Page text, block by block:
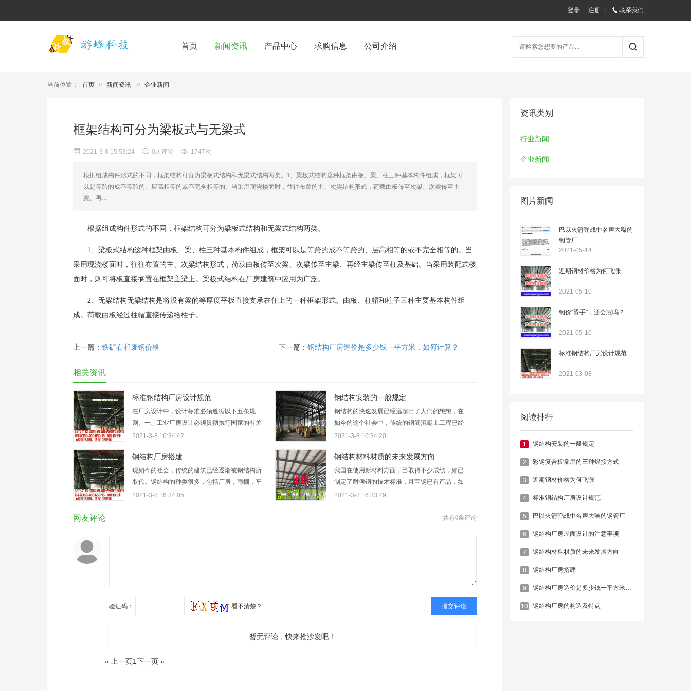
登录 注册 联系我们
首页 新闻资讯 产品中心 求购信息 公司介绍
当前位置： 首页 > 新闻资讯 > 企业新闻
资讯类别
行业新闻
企业新闻
图片新闻
巴以火箭弹战中名声大噪的
钢管厂
2021-05-14
近期钢材价格为何飞涨
2021-05-10
钢价“烫手”，还会涨吗？
2021-05-10
标准钢结构厂房设计规范
2021-03-08
阅读排行
1 钢结构安装的一般规定
2 彩钢复合板常用的三种焊接方式
3 近期钢材价格为何飞涨
4 标准钢结构厂房设计规范
5 巴以火箭弹战中名声大噪的钢管厂
6 钢结构厂房屋面设计的注意事项
7 钢结构材料材质的未来发展方向
8 钢结构厂房搭建
9 钢结构厂房造价是多少钱一平方米，如何计算？
10 钢结构厂房的构造及特点
框架结构可分为梁板式与无梁式
2021-3-8 15:53:24 0人评论 1747次
根据组成构件形式的不同，框架结构可分为梁板式结构和无梁式结构两类。1、梁板式结构这种框架由板、梁、柱三种基本构件组成，框架可
以是等跨的成不等跨的、层高相等的或不完全相等的。当采用现浇楼面时，往往布置的主、次粱结构形式，荷载由板传至次梁、次梁传至主
梁、再…
根据组成构件形式的不同，框架结构可分为梁板式结构和无梁式结构两类。
1、梁板式结构这种框架由板、梁、柱三种基本构件组成，框架可以是等跨的成不等跨的、层高相等的或不完全相等的。当
采用现浇楼面时，往往布置的主、次粱结构形式，荷载由板传至次梁、次梁传至主梁、再经主梁传至柱及基础。当采用装配式楼
面时，则可将板直接搁置在框架主梁上。梁板式结构在厂房建筑中应用为广泛。
2、无梁结构无梁结构是将没有梁的等厚度平板直接支承在住上的一种框架形式。由板、柱帽和柱子三种主要基本构件组
成。荷载由板经过柱帽直接传递给柱子。
上一篇： 铁矿石和废钢价格 下一篇：钢结构厂房造价是多少钱一平方米，如何计算？
相关资讯
标准钢结构厂房设计规范
在厂房设计中，设计标准必须遵循以下五条规
则。一、工业厂房设计必须贯彻执行国家的有关
方针政策，做到技术先进、经济合理、安全适
求。二、本规范适用于新建和改建、扩建的工业
厂房设计，但不适用于以细菌为控制对象的生物
洁净室…
2021-3-8 16:34:42
钢结构安装的一般规定
钢结构的快速发展已经远超出了人们的想想，在
如今的这个社会中，传统的钢筋混凝土工程已经
渐渐被钢结构工程所取代。比如钢结构厂房、钢
构工程中，钢结构的安装就变得十分重要了。鑫
珘钢构建议：（1）钢结构安装应按施工组织设…
2021-3-8 16:34:20
钢结构厂房搭建
现如今的社会，传统的建筑已经逐渐被钢结构所
取代。钢结构的种类很多，包括厂房，雨棚，车
棚，平台和加层等。而搭建钢结构工程的施工队
2021-3-8 16:34:05
钢结构材料材质的未来发展方向
我国在使用新材料方面，己取得不少成绩，如已
制定了耐侯钢的技术标准，且宝钢已有产品，如
规范厚板的性能，规定了厚度方向性能的钢板；
等。这些新材料的采用对节约钢材有较大意义，
2021-3-8 16:33:49
共有0条评论
网友评论
验证码： 看不清楚？
暂无评论，快来抢沙发吧！
« 上一页1下一页 »